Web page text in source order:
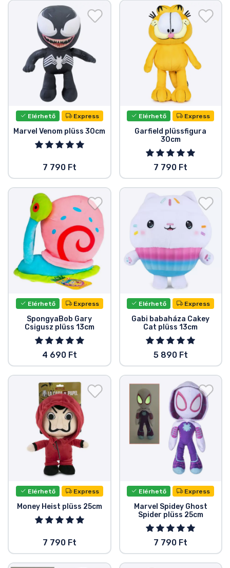
Elérhető Express
Marvel Venom plüss 30cm
7 790 Ft
Elérhető Express
Garfield plüssfigura
30cm
7 790 Ft
Elérhető Express
SpongyaBob Gary
Csigusz plüss 13cm
4 690 Ft
Elérhető Express
Gabi babaháza Cakey
Cat plüss 13cm
5 890 Ft
Elérhető Express
Money Heist plüss 25cm
7 790 Ft
Elérhető Express
Marvel Spidey Ghost
Spider plüss 25cm
7 790 Ft